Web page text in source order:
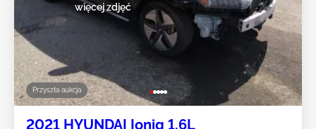
Przyszła aukcja
więcej zdjęć
2021 HYUNDAI Ioniq 1.6L